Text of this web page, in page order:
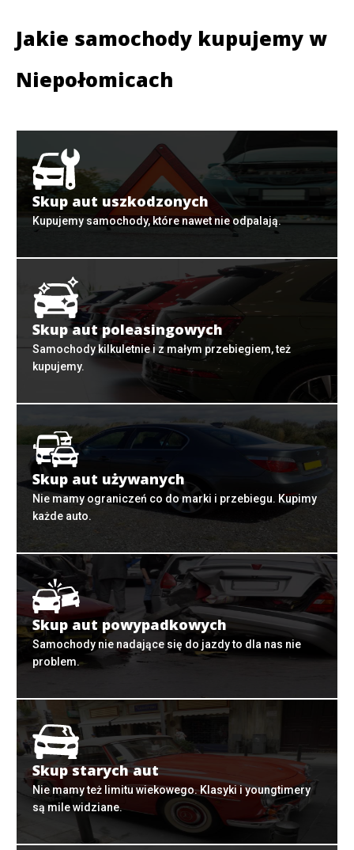
Jakie samochody kupujemy w
Niepołomicach
Skup aut uszkodzonych
Kupujemy samochody, które nawet nie odpalają.
Skup aut poleasingowych
Samochody kilkuletnie i z małym przebiegiem, też
kupujemy.
Skup aut używanych
Nie mamy ograniczeń co do marki i przebiegu. Kupimy
każde auto.
Skup aut powypadkowych
Samochody nie nadające się do jazdy to dla nas nie
problem.
Skup starych aut
Nie mamy też limitu wiekowego. Klasyki i youngtimery
są mile widziane.